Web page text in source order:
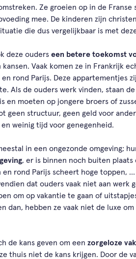
Ze groeien op in de Franse
mee. De kinderen zijn
die dus vergelijkbaar is met
deze ouders een betere toekomst
Vaak komen ze in Frankrijk
rond Parijs. Deze appartementjes
Als de ouders werk vinden, staan
en moeten op jongere broers of
geen structuur, geen geld voor
weinig tijd voor genegenheid.
in een ongezonde omgeving;
, er is binnen noch buiten plaats
rond Parijs scheert hoge toppen, …
dat ouders vaak niet aan werk
om op vakantie te gaan of
dan, hebben ze vaak niet de luxe
de kans geven om een zorgeloze
thuis niet de kans krijgen. Door de